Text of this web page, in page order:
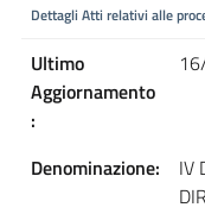
Dettagli Atti relativi alle
Ultimo
Aggiornamento
:
Denominazione:
IV